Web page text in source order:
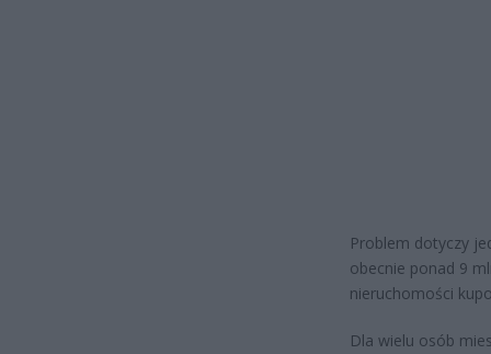
Problem dotyczy
obecnie ponad 9
nieruchomości
Dla wielu osób